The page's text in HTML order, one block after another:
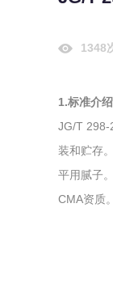
1348
1.标准介绍
JG/T 298-
装和贮存
平用腻子
CMA资质。